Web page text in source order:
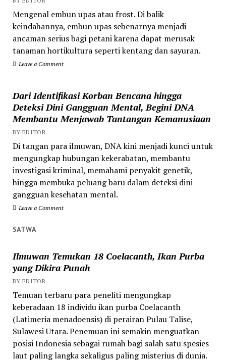
Mengenal embun upas atau frost. Di balik
keindahannya, embun upas sebenarnya menjadi
ancaman serius bagi petani karena dapat merusak
tanaman hortikultura seperti kentang dan sayuran.
Leave a Comment
Dari Identifikasi Korban Bencana hingga
Deteksi Dini Gangguan Mental, Begini DNA
Membantu Menjawab Tantangan Kemanusiaan
BY EDITOR
Di tangan para ilmuwan, DNA kini menjadi kunci untuk
mengungkap hubungan kekerabatan, membantu
investigasi kriminal, memahami penyakit genetik,
hingga membuka peluang baru dalam deteksi dini
gangguan kesehatan mental.
Leave a Comment
SATWA
Ilmuwan Temukan 18 Coelacanth, Ikan Purba
yang Dikira Punah
BY EDITOR
Temuan terbaru para peneliti mengungkap
keberadaan 18 individu ikan purba Coelacanth
(Latimeria menadoensis) di perairan Pulau Talise,
Sulawesi Utara. Penemuan ini semakin menguatkan
posisi Indonesia sebagai rumah bagi salah satu spesies
laut paling langka sekaligus paling misterius di dunia.